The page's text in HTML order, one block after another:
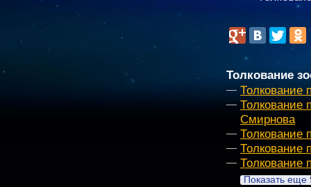
Толкование
Толкование
Толкование
Смирнова
Толкование
Толкование
Толкование
Показать еще